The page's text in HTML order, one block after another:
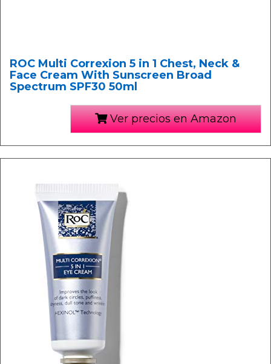
ROC Multi Correxion 5 in 1 Chest, Neck &
Face Cream With Sunscreen Broad
Spectrum SPF30 50ml
Ver precios en Amazon